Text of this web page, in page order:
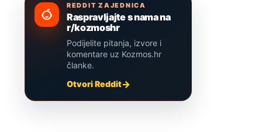
REDDIT ZAJEDNICA
Raspravljajte s nama na
r/kozmoshr
Podijelite pitanja, izvore i
komentare uz Kozmos.hr
članke.
Otvori Reddit